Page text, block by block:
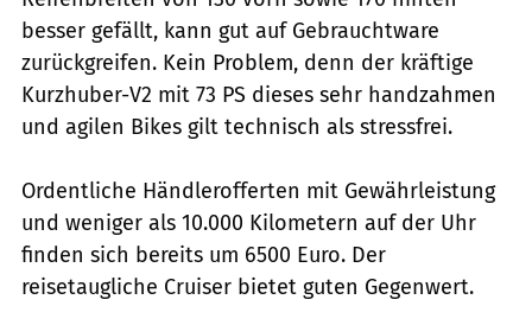
besser gefällt, kann gut auf Gebrauchtware
zurückgreifen. Kein Problem, denn der kräftige
Kurzhuber-V2 mit 73 PS dieses sehr handzahmen
und agilen Bikes gilt technisch als stressfrei.
Ordentliche Händler­offerten mit Gewährleistung
und weniger als 10.000 Kilometern auf der Uhr
finden sich bereits um 6500 Euro. Der
reisetaugliche Cruiser bietet guten Gegenwert.